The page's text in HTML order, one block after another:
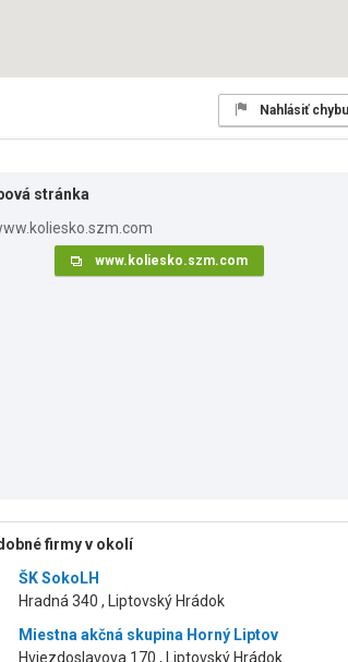
Nahlásiť chybu
stránka
www.koliesko.szm.com
firmy v okolí
ŠK SokoLH
Hradná 340 , Liptovský Hrádok
Miestna akčná skupina Horný Liptov
Hviezdoslavova 170 , Liptovský Hrádok